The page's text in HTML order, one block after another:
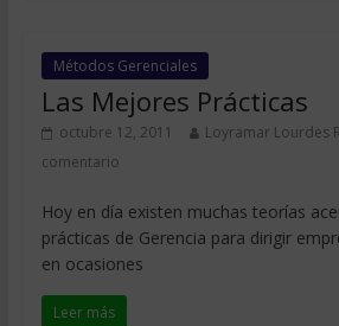
Métodos Gerenciales
Las Mejores Prácticas
octubre 12, 2011 Loyramar Lourdes
comentario
Hoy en día existen muchas teorías
prácticas de Gerencia para dirigir
en ocasiones
Leer más